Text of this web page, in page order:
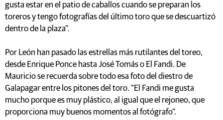
gusta estar en el patio de caballos cuando se preparan los
toreros y tengo fotografías del último toro que se descuartizó
dentro de la plaza".
Por León han pasado las estrellas más rutilantes del toreo,
desde Enrique Ponce hasta José Tomás o El Fandi. De
Mauricio se recuerda sobre todo esa foto del diestro de
Galapagar entre los pitones del toro. "El Fandi me gusta
mucho porque es muy plástico, al igual que el rejoneo, que
proporciona muy buenos momentos al fotógrafo".